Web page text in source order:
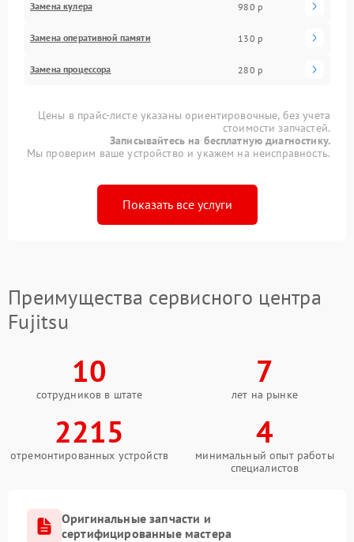
Замена кулера 980 р
Замена оперативной памяти 130 р
Замена процессора 280 р
Цены в прайс-листе указаны ориентировочные, без учета
стоимости запчастей.
Записывайтесь на бесплатную диагностику.
Мы проверим ваше устройство и укажем на неисправность.
Показать все услуги
Преимущества сервисного центра
Fujitsu
10
сотрудников в штате
7
лет на рынке
2215
отремонтированных устройств
4
минимальный опыт работы
специалистов
Оригинальные запчасти и
сертифицированные мастера